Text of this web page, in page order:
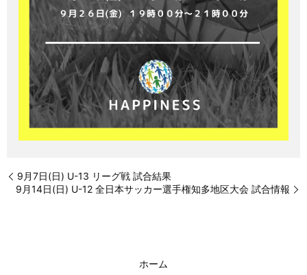
9月7日(日) U-13 リーグ戦 試合結果
9月14日(日) U-12 全日本サッカー選手権知多地区大会 試合情報
ホーム